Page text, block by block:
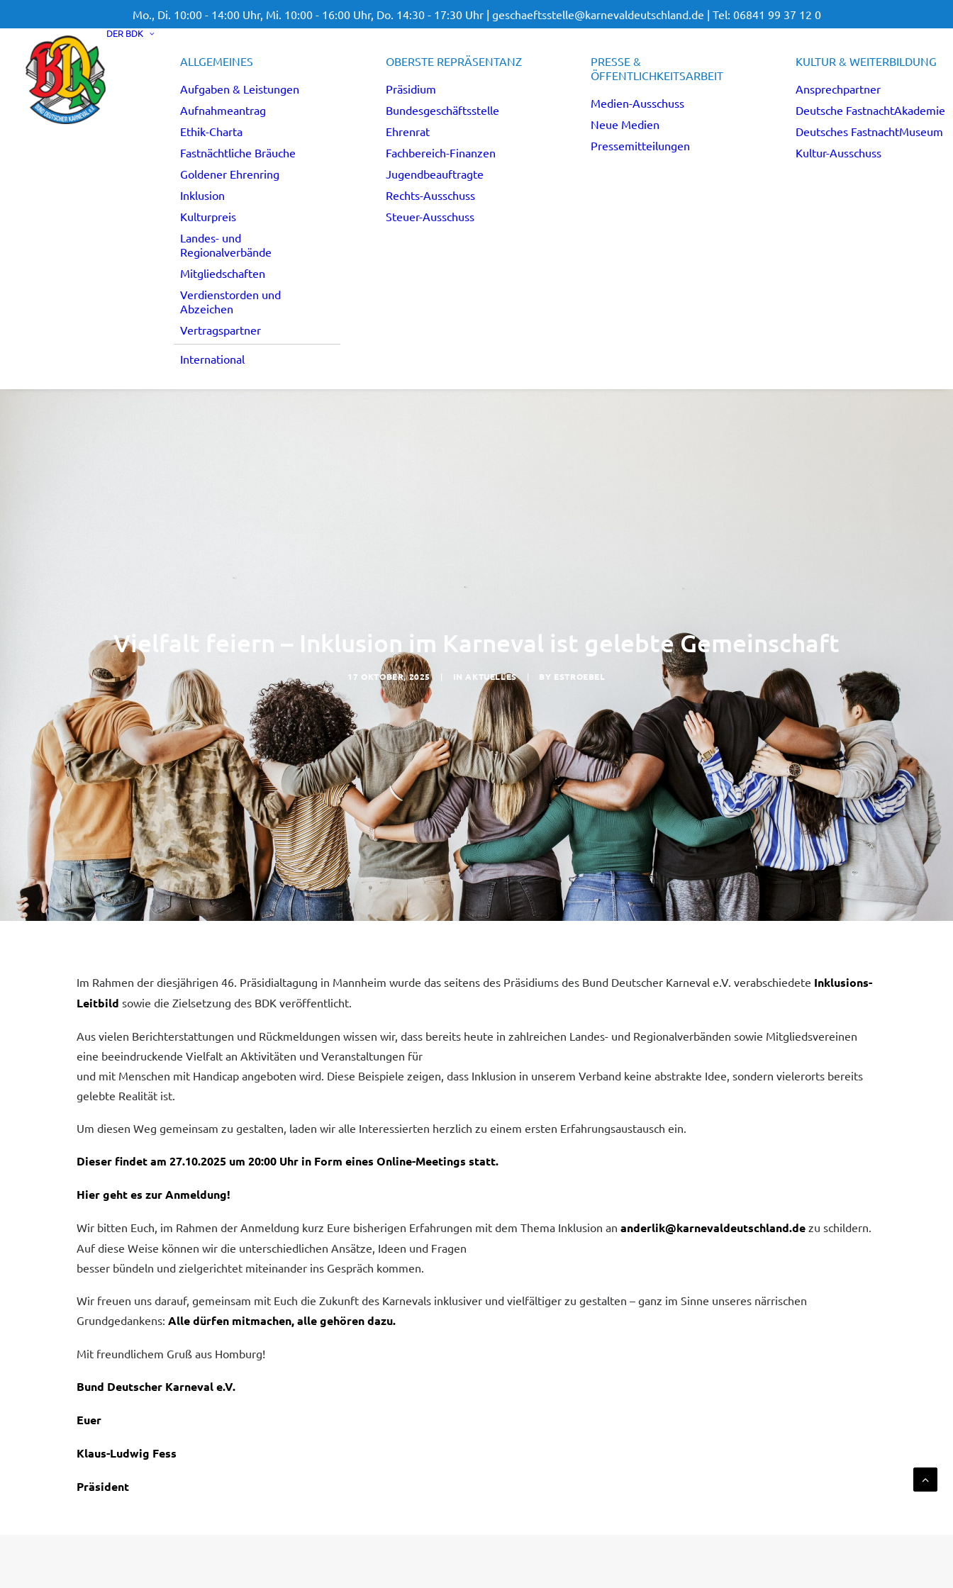
Mo., Di. 10:00 - 14:00 Uhr, Mi. 10:00 - 16:00 Uhr, Do. 14:30 - 17:30 Uhr | geschaeftsstelle@karnevaldeutschland.de | Tel: 06841 99 37 12 0
DER BDK
ALLGEMEINES
Aufgaben & Leistungen
Aufnahmeantrag
Ethik-Charta
Fastnächtliche Bräuche
Goldener Ehrenring
Inklusion
Kulturpreis
Landes- und
Regionalverbände
Mitgliedschaften
Verdienstorden und
Abzeichen
Vertragspartner
International
OBERSTE REPRÄSENTANZ
Präsidium
Bundesgeschäftsstelle
Ehrenrat
Fachbereich-Finanzen
Jugendbeauftragte
Rechts-Ausschuss
Steuer-Ausschuss
PRESSE &
ÖFFENTLICHKEITSARBEIT
Medien-Ausschuss
Neue Medien
Pressemitteilungen
KULTUR & WEITERBILDUNG
Ansprechpartner
Deutsche FastnachtAkademie
Deutsches FastnachtMuseum
Kultur-Ausschuss
Vielfalt feiern – Inklusion im Karneval ist gelebte Gemeinschaft
17 OKTOBER, 2025 | IN AKTUELLES | BY ESTROEBEL
Im Rahmen der diesjährigen 46. Präsidialtagung in Mannheim wurde das seitens des Präsidiums des Bund Deutscher Karneval e.V. verabschiedete Inklusions-
Leitbild sowie die Zielsetzung des BDK veröffentlicht.
Aus vielen Berichterstattungen und Rückmeldungen wissen wir, dass bereits heute in zahlreichen Landes- und Regionalverbänden sowie Mitgliedsvereinen
eine beeindruckende Vielfalt an Aktivitäten und Veranstaltungen für
und mit Menschen mit Handicap angeboten wird. Diese Beispiele zeigen, dass Inklusion in unserem Verband keine abstrakte Idee, sondern vielerorts bereits
gelebte Realität ist.
Um diesen Weg gemeinsam zu gestalten, laden wir alle Interessierten herzlich zu einem ersten Erfahrungsaustausch ein.
Dieser findet am 27.10.2025 um 20:00 Uhr in Form eines Online-Meetings statt.
Hier geht es zur Anmeldung!
Wir bitten Euch, im Rahmen der Anmeldung kurz Eure bisherigen Erfahrungen mit dem Thema Inklusion an anderlik@karnevaldeutschland.de zu schildern.
Auf diese Weise können wir die unterschiedlichen Ansätze, Ideen und Fragen
besser bündeln und zielgerichtet miteinander ins Gespräch kommen.
Wir freuen uns darauf, gemeinsam mit Euch die Zukunft des Karnevals inklusiver und vielfältiger zu gestalten – ganz im Sinne unseres närrischen
Grundgedankens: Alle dürfen mitmachen, alle gehören dazu.
Mit freundlichem Gruß aus Homburg!
Bund Deutscher Karneval e.V.
Euer
Klaus-Ludwig Fess
Präsident